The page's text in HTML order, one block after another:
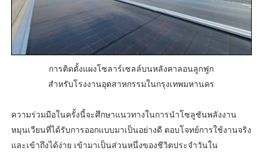
การติดตั้งแผงโซลาร์เซลล์บนหลังคาลอนลูกฟูก
สำหรับโรงงานอุตสาหกรรมในกรุงเทพมหานคร
ความร่วมมือในครั้งนี้จะศึกษาแนวทางในการนำโซลูชันพลังงาน
หมุนเวียนที่ได้รับการออกแบบมาเป็นอย่างดี ตอบโจทย์การใช้งานจริง
และเข้าถึงได้ง่าย เข้ามาเป็นส่วนหนึ่งของชีวิตประจำวันใน